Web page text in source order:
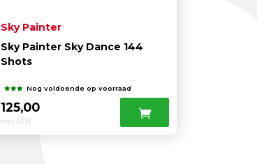
Sky Painter
Sky Painter Sky Dance 144
Shots
Nog voldoende op voorraad
125,00
Incl. BTW